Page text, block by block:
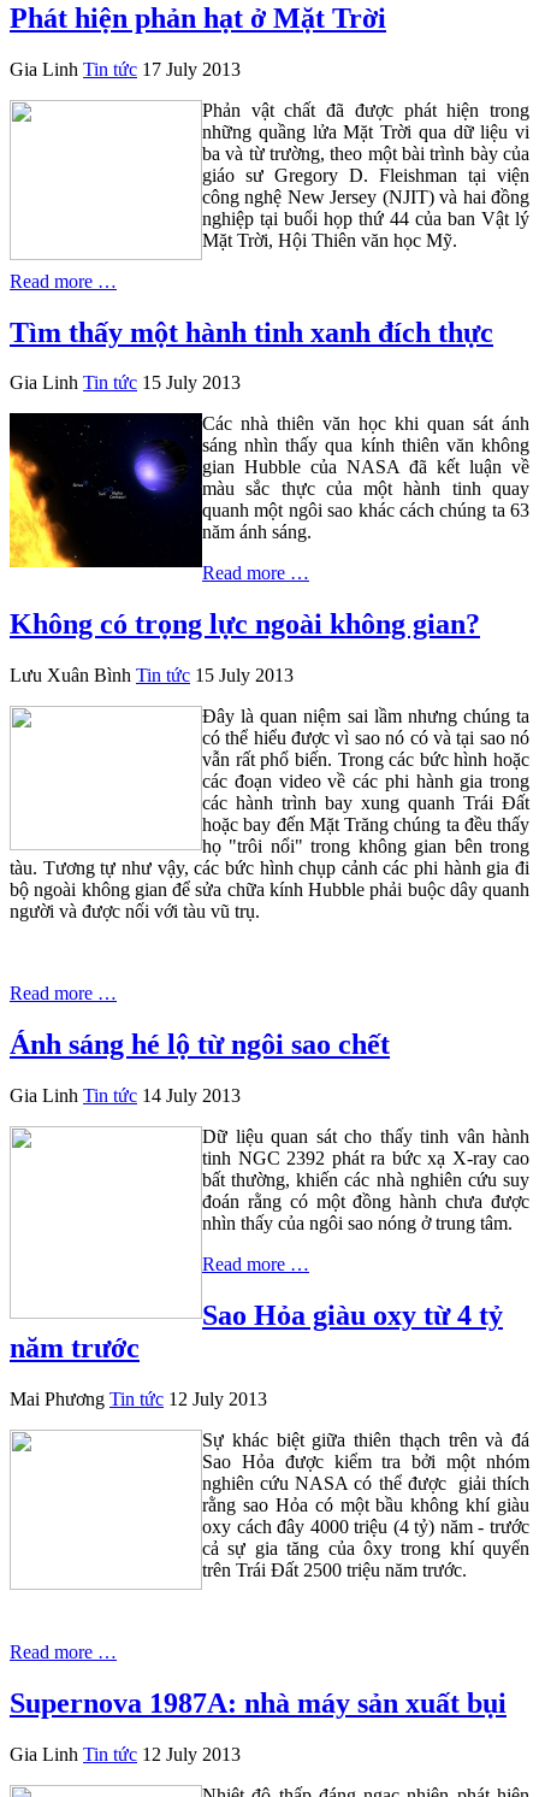
Phát hiện phản hạt ở Mặt Trời
Gia Linh Tin tức 17 July 2013
Phản vật chất đã được phát hiện trong
những quầng lửa Mặt Trời qua dữ liệu vi
ba và từ trường, theo một bài trình bày của
giáo sư Gregory D. Fleishman tại viện
công nghệ New Jersey (NJIT) và hai đồng
nghiệp tại buổi họp thứ 44 của ban Vật lý
Mặt Trời, Hội Thiên văn học Mỹ.
Read more …
Tìm thấy một hành tinh xanh đích thực
Gia Linh Tin tức 15 July 2013
Các nhà thiên văn học khi quan sát ánh
sáng nhìn thấy qua kính thiên văn không
gian Hubble của NASA đã kết luận về
màu sắc thực của một hành tinh quay
quanh một ngôi sao khác cách chúng ta 63
năm ánh sáng.
Read more …
Không có trọng lực ngoài không gian?
Lưu Xuân Bình Tin tức 15 July 2013
Đây là quan niệm sai lầm nhưng chúng ta
có thể hiểu được vì sao nó có và tại sao nó
vẫn rất phổ biến. Trong các bức hình hoặc
các đoạn video về các phi hành gia trong
các hành trình bay xung quanh Trái Đất
hoặc bay đến Mặt Trăng chúng ta đều thấy
họ "trôi nổi" trong không gian bên trong
tàu. Tương tự như vậy, các bức hình chụp cảnh các phi hành gia đi
bộ ngoài không gian để sửa chữa kính Hubble phải buộc dây quanh
người và được nối với tàu vũ trụ.
Read more …
Ánh sáng hé lộ từ ngôi sao chết
Gia Linh Tin tức 14 July 2013
Dữ liệu quan sát cho thấy tinh vân hành
tinh NGC 2392 phát ra bức xạ X-ray cao
bất thường, khiến các nhà nghiên cứu suy
đoán rằng có một đồng hành chưa được
nhìn thấy của ngôi sao nóng ở trung tâm.
Read more …
Sao Hỏa giàu oxy từ 4 tỷ
năm trước
Mai Phương Tin tức 12 July 2013
Sự khác biệt giữa thiên thạch trên và đá
Sao Hỏa được kiểm tra bởi một nhóm
nghiên cứu NASA có thể được giải thích
rằng sao Hỏa có một bầu không khí giàu
oxy cách đây 4000 triệu (4 tỷ) năm - trước
cả sự gia tăng của ôxy trong khí quyển
trên Trái Đất 2500 triệu năm trước.
Read more …
Supernova 1987A: nhà máy sản xuất bụi
Gia Linh Tin tức 12 July 2013